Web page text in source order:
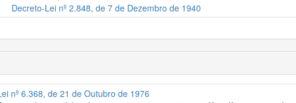
Decreto-Lei nº 2.848, de 7 de Dezembro de 1940
nº 6.368, de 21 de Outubro de 1976